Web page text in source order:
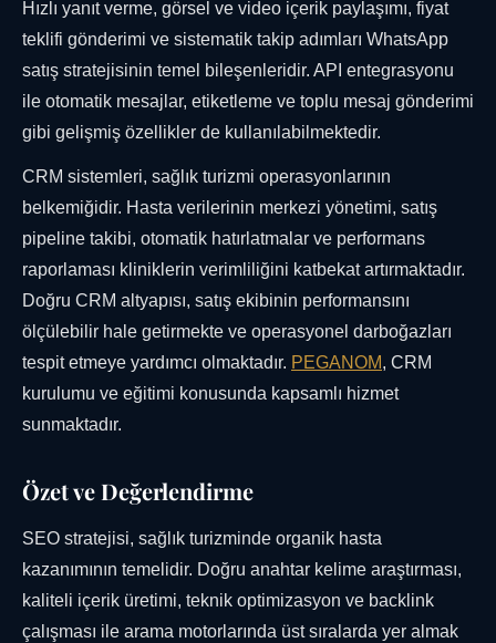
Hızlı yanıt verme, görsel ve video içerik paylaşımı, fiyat
teklifi gönderimi ve sistematik takip adımları WhatsApp
satış stratejisinin temel bileşenleridir. API entegrasyonu
ile otomatik mesajlar, etiketleme ve toplu mesaj gönderimi
gibi gelişmiş özellikler de kullanılabilmektedir.
CRM sistemleri, sağlık turizmi operasyonlarının
belkemiğidir. Hasta verilerinin merkezi yönetimi, satış
pipeline takibi, otomatik hatırlatmalar ve performans
raporlaması kliniklerin verimliliğini katbekat artırmaktadır.
Doğru CRM altyapısı, satış ekibinin performansını
ölçülebilir hale getirmekte ve operasyonel darboğazları
tespit etmeye yardımcı olmaktadır. PEGANOM, CRM
kurulumu ve eğitimi konusunda kapsamlı hizmet
sunmaktadır.
Özet ve Değerlendirme
SEO stratejisi, sağlık turizminde organik hasta
kazanımının temelidir. Doğru anahtar kelime araştırması,
kaliteli içerik üretimi, teknik optimizasyon ve backlink
çalışması ile arama motorlarında üst sıralarda yer almak